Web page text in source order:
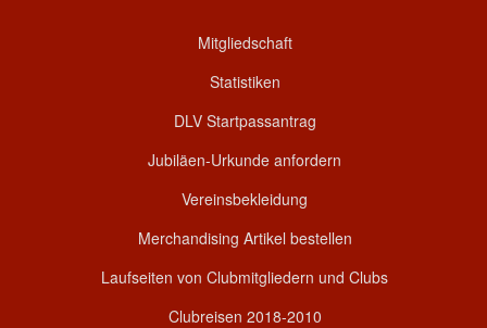
Mitgliedschaft
Statistiken
DLV Startpassantrag
Jubiläen-Urkunde anfordern
Vereinsbekleidung
Merchandising Artikel bestellen
Laufseiten von Clubmitgliedern und Clubs
Clubreisen 2018-2010